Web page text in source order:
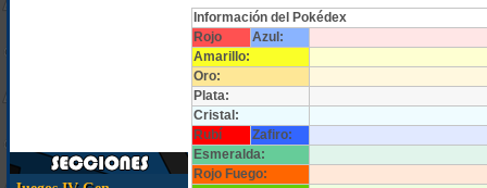
Información del Pokédex
Rojo
Azul:
Amarillo:
Oro:
Plata:
Cristal:
Rubí
Zafiro:
Esmeralda:
Rojo Fuego: